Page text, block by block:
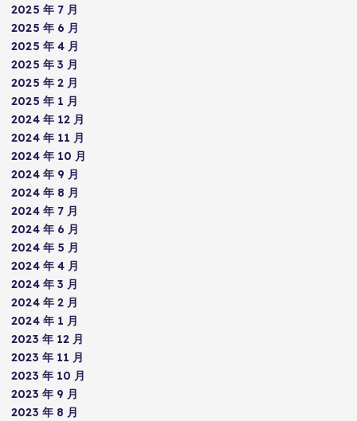
2025 年 7 月
2025 年 6 月
2025 年 4 月
2025 年 3 月
2025 年 2 月
2025 年 1 月
2024 年 12 月
2024 年 11 月
2024 年 10 月
2024 年 9 月
2024 年 8 月
2024 年 7 月
2024 年 6 月
2024 年 5 月
2024 年 4 月
2024 年 3 月
2024 年 2 月
2024 年 1 月
2023 年 12 月
2023 年 11 月
2023 年 10 月
2023 年 9 月
2023 年 8 月